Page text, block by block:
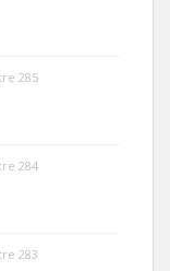
285
284
283